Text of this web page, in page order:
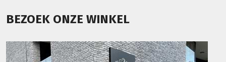
BEZOEK ONZE WINKEL